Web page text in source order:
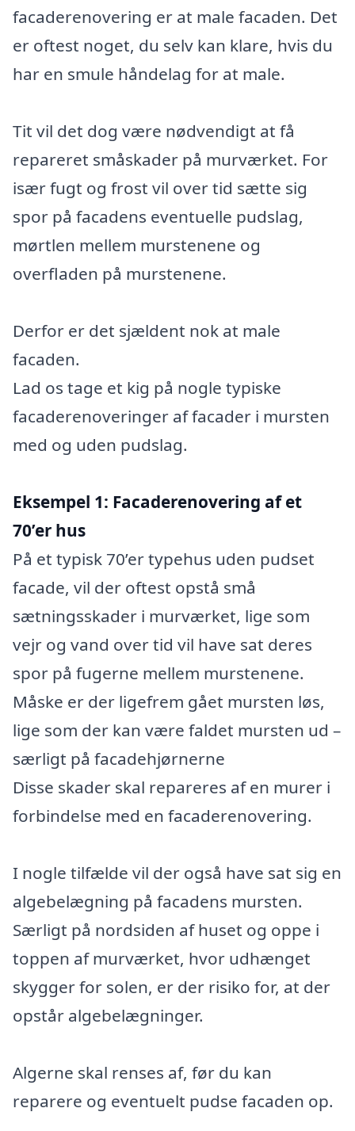
facaderenovering er at male facaden. Det
er oftest noget, du selv kan klare, hvis du
har en smule håndelag for at male.
Tit vil det dog være nødvendigt at få
repareret småskader på murværket. For
især fugt og frost vil over tid sætte sig
spor på facadens eventuelle pudslag,
mørtlen mellem murstenene og
overfladen på murstenene.
Derfor er det sjældent nok at male
facaden.
Lad os tage et kig på nogle typiske
facaderenoveringer af facader i mursten
med og uden pudslag.
Eksempel 1: Facaderenovering af et
70’er hus
På et typisk 70’er typehus uden pudset
facade, vil der oftest opstå små
sætningsskader i murværket, lige som
vejr og vand over tid vil have sat deres
spor på fugerne mellem murstenene.
Måske er der ligefrem gået mursten løs,
lige som der kan være faldet mursten ud –
særligt på facadehjørnerne
Disse skader skal repareres af en murer i
forbindelse med en facaderenovering.
I nogle tilfælde vil der også have sat sig en
algebelægning på facadens mursten.
Særligt på nordsiden af huset og oppe i
toppen af murværket, hvor udhænget
skygger for solen, er der risiko for, at der
opstår algebelægninger.
Algerne skal renses af, før du kan
reparere og eventuelt pudse facaden op.